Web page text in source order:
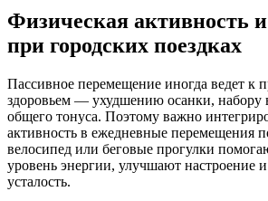
Физическая активность и
при городских поездках
Пассивное перемещение иногда ведет к
здоровьем — ухудшению осанки, набору
общего тонуса. Поэтому важно
активность в ежедневные перемещения
велосипед или беговые прогулки
уровень энергии, улучшают настроение
усталость.